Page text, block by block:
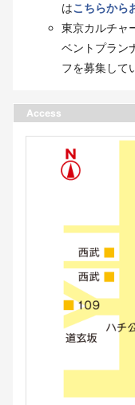
はこちらから
東京カルチャ
ベントプラン
フを募集して
Access